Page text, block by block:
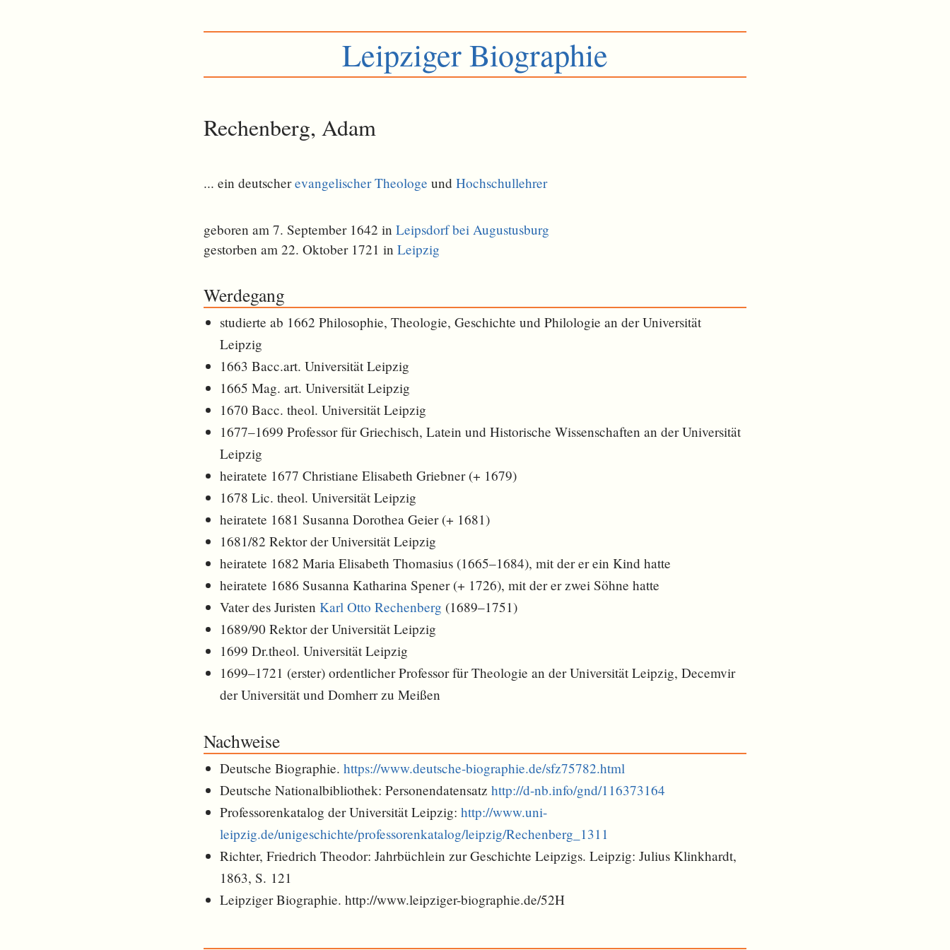
Leipziger Biographie
Rechenberg, Adam
... ein deutscherevangelischer Theologe und Hochschullehrer
geboren am 7. September 1642 in Leipsdorf bei Augustusburg
gestorben am 22. Oktober 1721 in Leipzig
Werdegang
studierte ab 1662 Philosophie, Theologie, Geschichte und Philologie an der Universität
Leipzig
1663 Bacc.art. Universität Leipzig
1665 Mag. art. Universität Leipzig
1670 Bacc. theol. Universität Leipzig
1677–1699 Professor für Griechisch, Latein und Historische Wissenschaften an der Universität
Leipzig
heiratete 1677 Christiane Elisabeth Griebner (+ 1679)
1678 Lic. theol. Universität Leipzig
heiratete 1681 Susanna Dorothea Geier (+ 1681)
1681/82 Rektor der Universität Leipzig
heiratete 1682 Maria Elisabeth Thomasius (1665–1684), mit der er ein Kind hatte
heiratete 1686 Susanna Katharina Spener (+ 1726), mit der er zwei Söhne hatte
Vater des JuristenKarl Otto Rechenberg (1689–1751)
1689/90 Rektor der Universität Leipzig
1699 Dr.theol. Universität Leipzig
1699–1721 (erster) ordentlicher Professor für Theologie an der Universität Leipzig, Decemvir
der Universität und Domherr zu Meißen
Nachweise
Deutsche Biographie.https://www.deutsche-biographie.de/sfz75782.html
Deutsche Nationalbibliothek: Personendatensatzhttp://d-nb.info/gnd/116373164
Professorenkatalog der Universität Leipzig:http://www.uni-
leipzig.de/unigeschichte/professorenkatalog/leipzig/Rechenberg_1311
Richter, Friedrich Theodor: Jahrbüchlein zur Geschichte Leipzigs. Leipzig: Julius Klinkhardt,
1863, S. 121
Leipziger Biographie. http://www.leipziger-biographie.de/52H